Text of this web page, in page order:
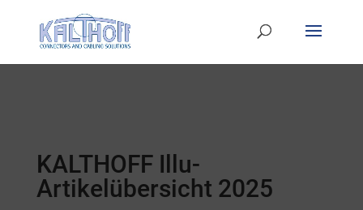
KALTHOFF Illu-
Artikelübersicht 2025